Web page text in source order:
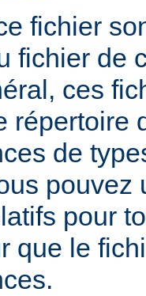
fichier
fichier de
ces
répertoire
de
pouvez
pour
que le